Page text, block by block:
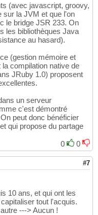
(avec javascript, groovy,
sur la JVM et que l'on
le bridge JSR 233. On
les bibliothèques Java
au hasard).
(gestion mémoire et
compilation native de
JRuby 1.0) proposent
un serveur
c'est démontré
peut donc bénéficier
qui propose du partage
0
0
#7
10 ans, et qui ont les
tout l'acquis.
---> Aucun !